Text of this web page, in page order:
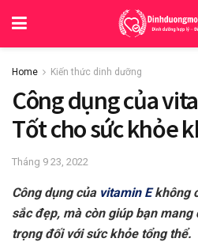
Home Kiến thức dinh dưỡng
Công dụng của
Tốt cho sức khỏe
Tháng 9 23, 2022
Công dụng của vitamin Ekhông
sắc đẹp, mà còn giúp bạn
trọng đối với sức khỏe tổng thể.